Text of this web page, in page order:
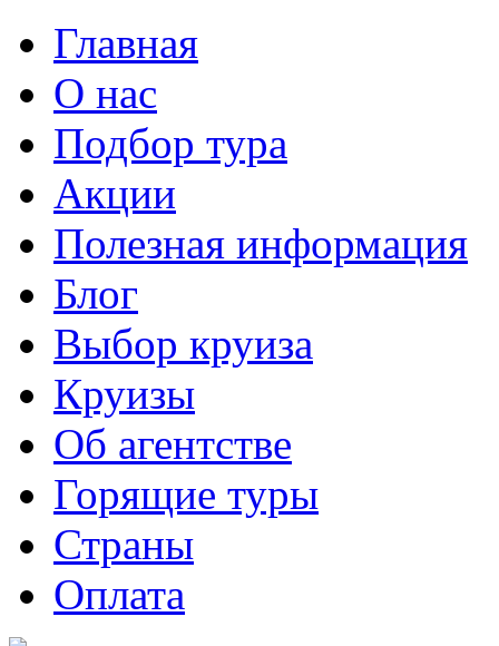
Перейти к основному содержанию
Главная
О нас
Подбор тура
Акции
Полезная информация
Блог
Выбор круиза
Круизы
Об агентстве
Горящие туры
Страны
Оплата